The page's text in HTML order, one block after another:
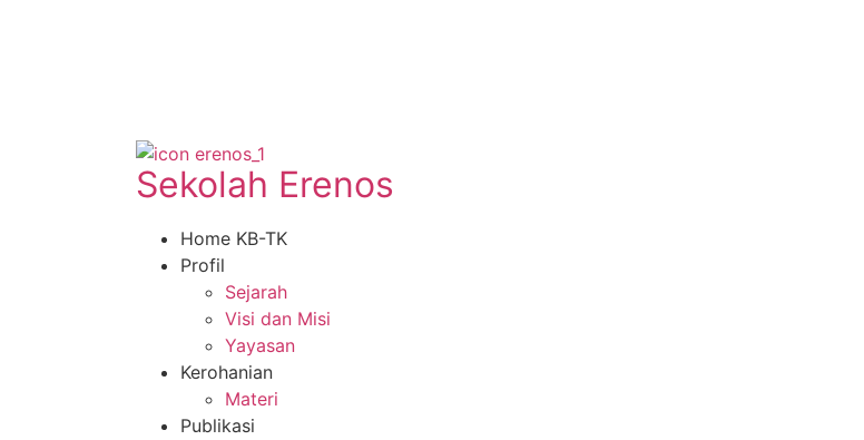
Sekolah Erenos
Home KB-TK
Profil
Sejarah
Visi dan Misi
Yayasan
Kerohanian
Materi
Publikasi